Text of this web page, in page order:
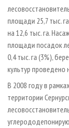
площади 25,7 тыс.
на 12,6 тыс. га.
площади посадок
0,4 тыс. га (3%),
культур проведено
В 2008 году в
территории